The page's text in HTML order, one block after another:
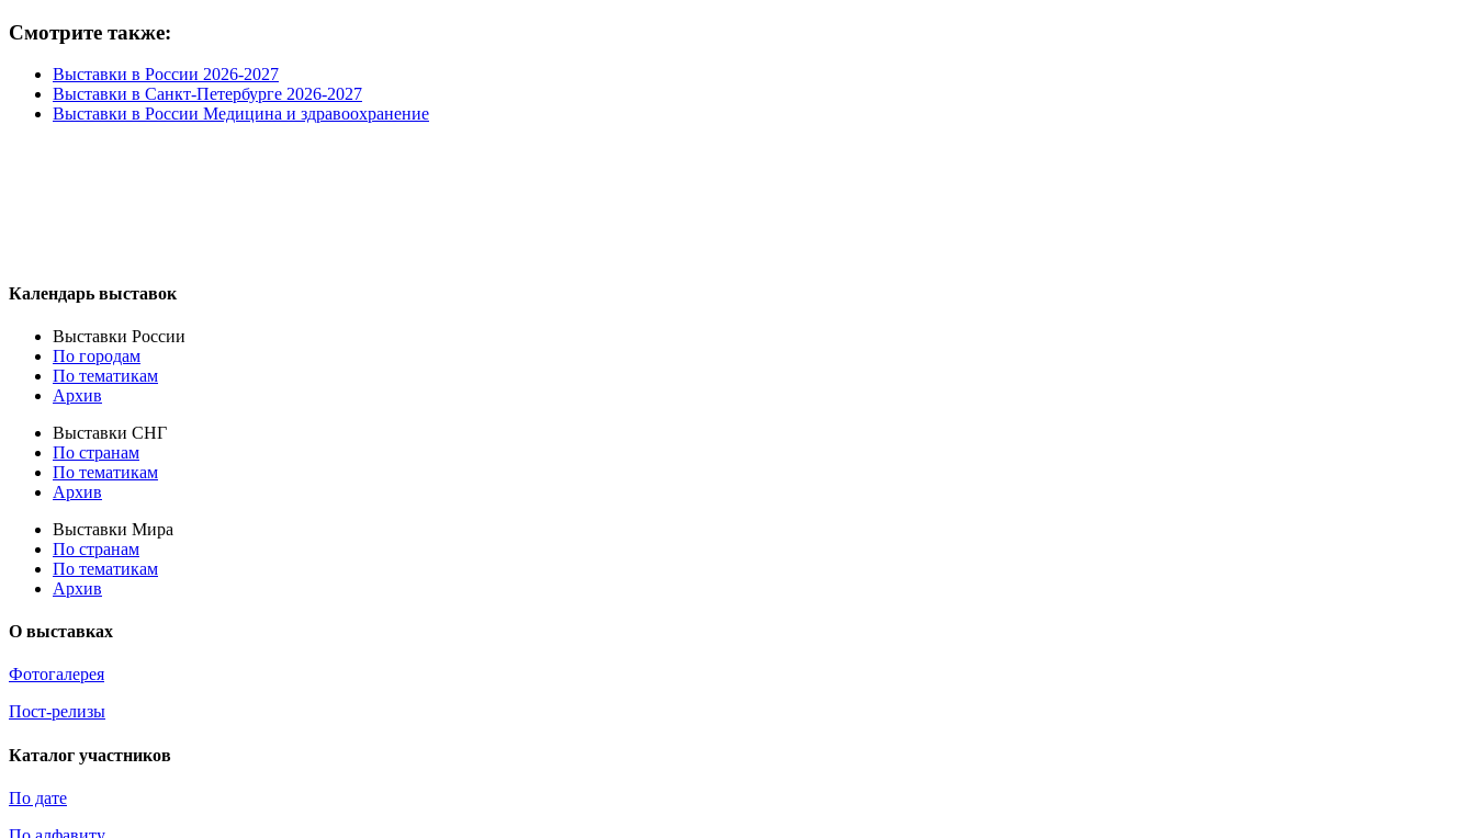
Смотрите также:
Выставки в России 2026-2027
Выставки в Санкт-Петербурге 2026-2027
Выставки в России Медицина и здравоохранение
Календарь выставок
Выставки России
По городам
По тематикам
Архив
Выставки СНГ
По странам
По тематикам
Архив
Выставки Мира
По странам
По тематикам
Архив
О выставках
Фотогалерея
Пост-релизы
Каталог участников
По дате